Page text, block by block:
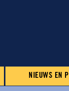
NIEUWS EN